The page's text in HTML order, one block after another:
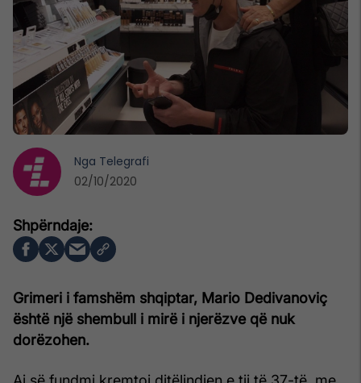
Grimeri i famshëm shqiptar, Mario Dedivanoviç
është një shembull i mirë i njerëzve që nuk
dorëzohen.
Nga Telegrafi
02/10/2020